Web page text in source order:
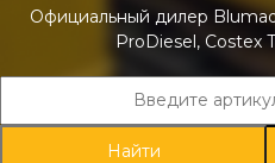
Официальный дилер
ProDiesel, Costex